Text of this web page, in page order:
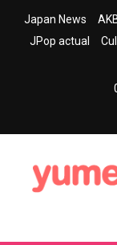
Japan News
JPop actual